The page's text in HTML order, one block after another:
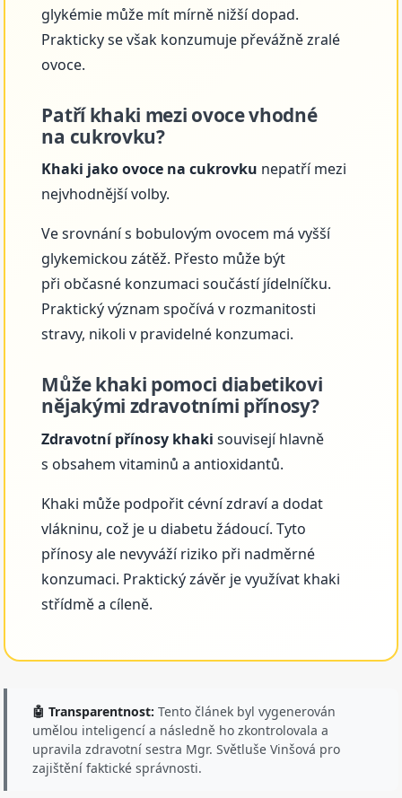
glykémie může mít mírně nižší dopad.
Prakticky se však konzumuje převážně zralé
ovoce.
Patří khaki mezi ovoce vhodné
na cukrovku?
Khaki jako ovoce na cukrovku nepatří mezi
nejvhodnější volby.
Ve srovnání s bobulovým ovocem má vyšší
glykemickou zátěž. Přesto může být
při občasné konzumaci součástí jídelníčku.
Praktický význam spočívá v rozmanitosti
stravy, nikoli v pravidelné konzumaci.
Může khaki pomoci diabetikovi
nějakými zdravotními přínosy?
Zdravotní přínosy khaki souvisejí hlavně
s obsahem vitaminů a antioxidantů.
Khaki může podpořit cévní zdraví a dodat
vlákninu, což je u diabetu žádoucí. Tyto
přínosy ale nevyváží riziko při nadměrné
konzumaci. Praktický závěr je využívat khaki
střídmě a cíleně.
🤖 Transparentnost: Tento článek byl vygenerován
umělou inteligencí a následně ho zkontrolovala a
upravila zdravotní sestra Mgr. Světluše Vinšová pro
zajištění faktické správnosti.